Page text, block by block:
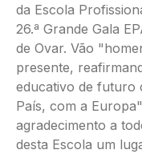
da Escola
26.ª Grande Gala
de Ovar. Vão
presente,
educativo de futuro
País, com a
agradecimento a
desta Escola um